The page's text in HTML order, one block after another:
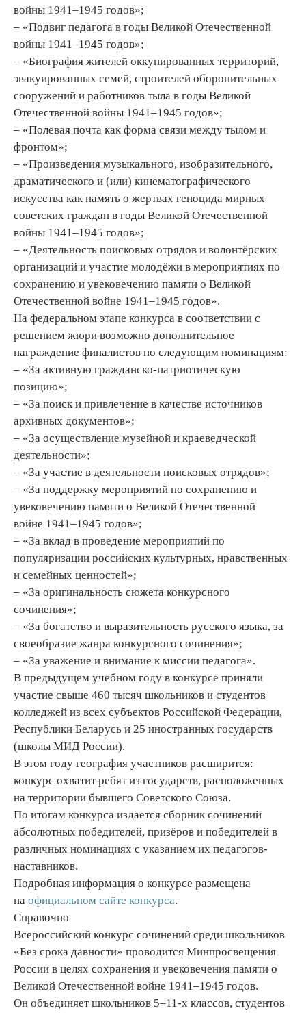
войны 1941–1945 годов»;
– «Подвиг педагога в годы Великой Отечественной
войны 1941–1945 годов»;
– «Биография жителей оккупированных территорий,
эвакуированных семей, строителей оборонительных
сооружений и работников тыла в годы Великой
Отечественной войны 1941–1945 годов»;
– «Полевая почта как форма связи между тылом и
фронтом»;
– «Произведения музыкального, изобразительного,
драматического и (или) кинематографического
искусства как память о жертвах геноцида мирных
советских граждан в годы Великой Отечественной
войны 1941–1945 годов»;
– «Деятельность поисковых отрядов и волонтёрских
организаций и участие молодёжи в мероприятиях по
сохранению и увековечению памяти о Великой
Отечественной войне 1941–1945 годов».
На федеральном этапе конкурса в соответствии с
решением жюри возможно дополнительное
награждение финалистов по следующим номинациям:
– «За активную гражданско-патриотическую
позицию»;
– «За поиск и привлечение в качестве источников
архивных документов»;
– «За осуществление музейной и краеведческой
деятельности»;
– «За участие в деятельности поисковых отрядов»;
– «За поддержку мероприятий по сохранению и
увековечению памяти о Великой Отечественной
войне 1941–1945 годов»;
– «За вклад в проведение мероприятий по
популяризации российских культурных, нравственных
и семейных ценностей»;
– «За оригинальность сюжета конкурсного
сочинения»;
– «За богатство и выразительность русского языка, за
своеобразие жанра конкурсного сочинения»;
– «За уважение и внимание к миссии педагога».
В предыдущем учебном году в конкурсе приняли
участие свыше 460 тысяч школьников и студентов
колледжей из всех субъектов Российской Федерации,
Республики Беларусь и 25 иностранных государств
(школы МИД России).
В этом году география участников расширится:
конкурс охватит ребят из государств, расположенных
на территории бывшего Советского Союза.
По итогам конкурса издается сборник сочинений
абсолютных победителей, призёров и победителей в
различных номинациях с указанием их педагогов-
наставников.
Подробная информация о конкурсе размещена
на официальном сайте конкурса.
Справочно
Всероссийский конкурс сочинений среди школьников
«Без срока давности» проводится Минпросвещения
России в целях сохранения и увековечения памяти о
Великой Отечественной войне 1941–1945 годов.
Он объединяет школьников 5–11-х классов, студентов